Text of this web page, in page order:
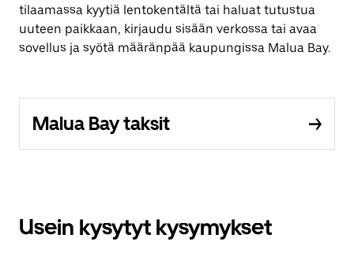
tilaamassa kyytiä lentokentältä tai haluat tutustua
uuteen paikkaan, kirjaudu sisään verkossa tai avaa
sovellus ja syötä määränpää kaupungissa Malua Bay.
Malua Bay taksit
Usein kysytyt kysymykset